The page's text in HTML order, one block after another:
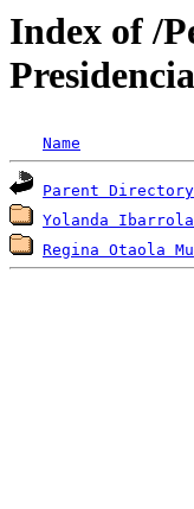
Index of /
Name
Parent Directory
Yolanda
Regina Otaola